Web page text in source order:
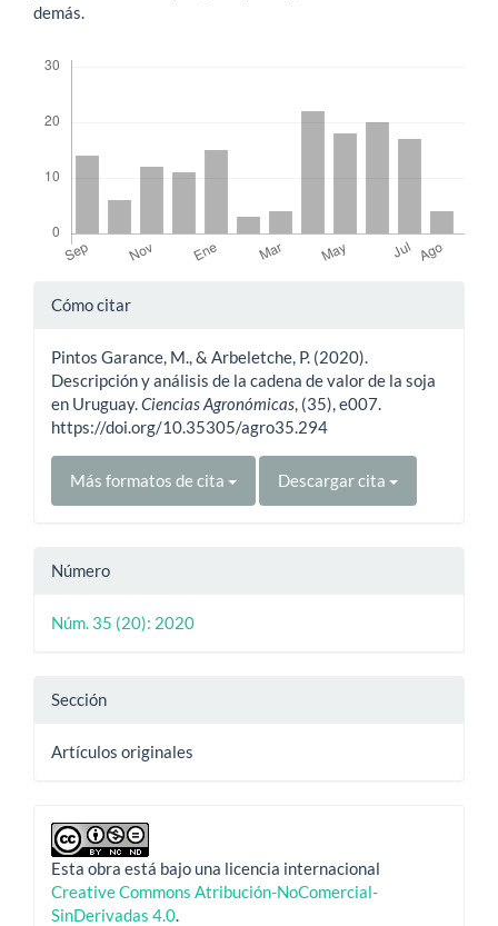
demás.
Detalles
artículo
Cómo citar
Pintos Garance, M., & Arbeletche, P. (2020).
Descripción y análisis de la cadena de valor de la soja
en Uruguay. Ciencias Agronómicas , (35), e007.
https://doi.org/10.35305/agro35.294
Más formatos de cita Descargar cita
Número
Núm. 35 (20): 2020
Sección
Artículos originales
Esta obra está bajo una licencia internacional
Creative Commons Atribución-NoComercial-
SinDerivadas 4.0